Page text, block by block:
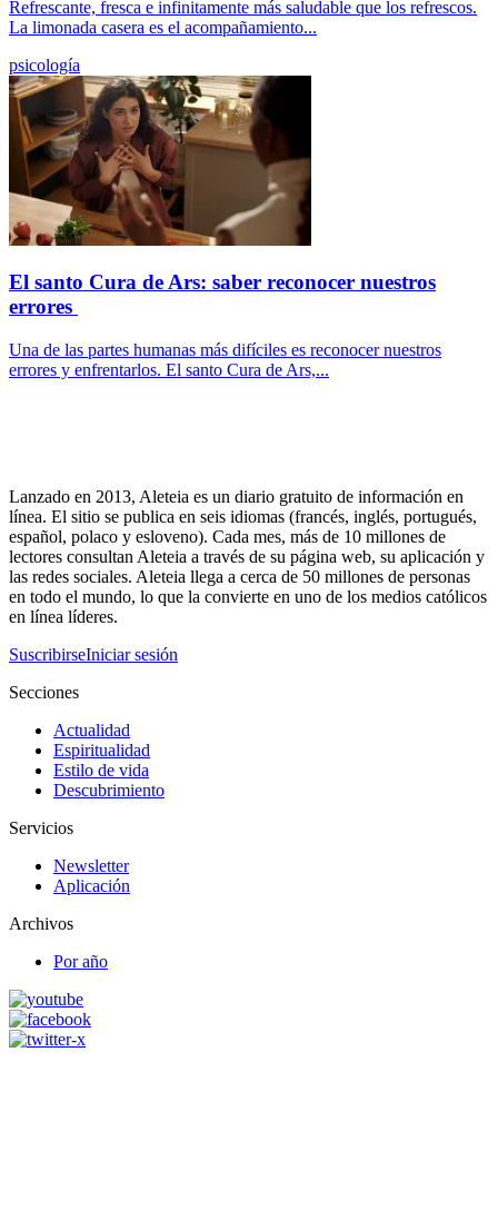
Refrescante, fresca e infinitamente más saludable que los refrescos.
La limonada casera es el acompañamiento...
psicología
El santo Cura de Ars: saber reconocer nuestros
errores
Una de las partes humanas más difíciles es reconocer nuestros
errores y enfrentarlos. El santo Cura de Ars,...
Lanzado en 2013, Aleteia es un diario gratuito de información en
línea. El sitio se publica en seis idiomas (francés, inglés, portugués,
español, polaco y esloveno). Cada mes, más de 10 millones de
lectores consultan Aleteia a través de su página web, su aplicación y
las redes sociales. Aleteia llega a cerca de 50 millones de personas
en todo el mundo, lo que la convierte en uno de los medios católicos
en línea líderes.
SuscribirseIniciar sesión
Secciones
Actualidad
Espiritualidad
Estilo de vida
Descubrimiento
Servicios
Newsletter
Aplicación
Archivos
Por año